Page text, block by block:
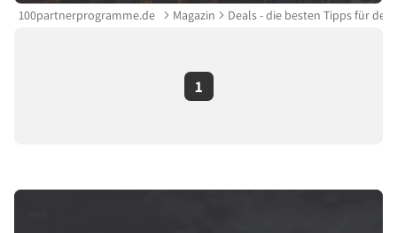
100partnerprogramme.de Magazin Deals - die besten Tipps für
1